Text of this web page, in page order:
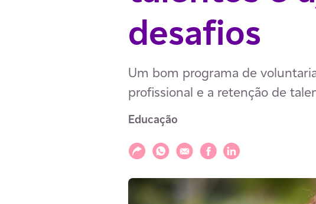
desafios
Um bom programa de
profissional e a retenção de
Educação
Compartilhar
Compartilhar via WhatsApp
Compartilhar via E-mail
Compartilhar via Facebook
Compartilhar via